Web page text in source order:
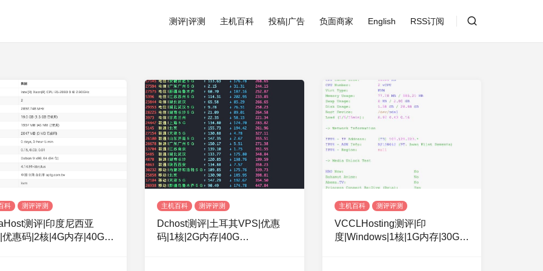
测评|评测 主机百科 投稿|广告 负面商家 English RSS订阅
科 测评评测
测评|印度尼西亚
惠码|2核|4G内存|40G
主机百科 测评评测
Dchost测评|土耳其VPS|优惠
码|1核|2G内存|40G
主机百科 测评评测
VCCLHosting测评|印
度|Windows|1核|1G内存|30G硬